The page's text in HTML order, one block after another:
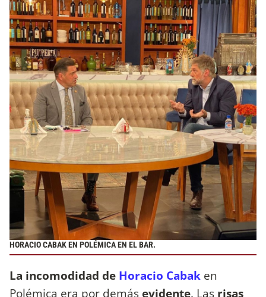
HORACIO CABAK EN POLÉMICA EN EL BAR.
La incomodidad de Horacio Cabak en
Polémica era por demás evidente. Las risas